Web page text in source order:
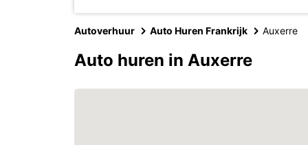
Autoverhuur Auto Huren Frankrijk Auxerre
Auto huren in Auxerre